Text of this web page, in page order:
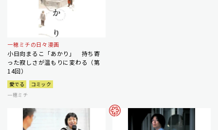
一穂ミチの日々漫画
小日向まるこ「あかり」 持ち寄
った寂しさが温もりに変わる（第
14回）
愛でる
コミック
一穂ミチ